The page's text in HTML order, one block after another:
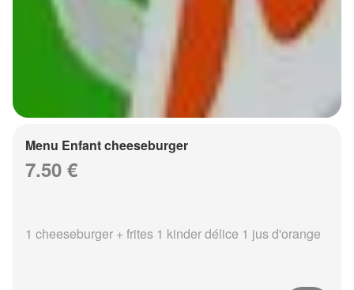
Menu Enfant cheeseburger
7.50 €
1 cheeseburger + frites 1 kinder délice 1 jus d'orange